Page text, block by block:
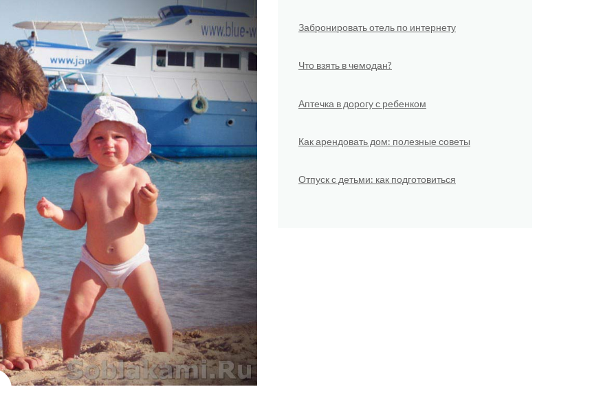
Забронировать отель по интернету
Что взять в чемодан?
Аптечка в дорогу с ребенком
Как арендовать дом: полезные советы
Отпуск с детьми: как подготовиться